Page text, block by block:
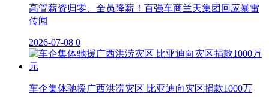
高管薪资归零、全员降薪！百强车商兰天集团回应暴雷
传闻
2026-07-08 0
车企集体驰援广西洪涝灾区 比亚迪向灾区捐款1000万